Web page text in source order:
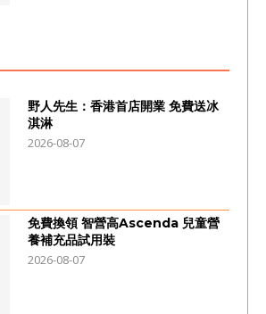
野人先生：香港首店開業 免費送冰
淇淋
2026-08-07
免費換領 智營高Ascenda 兒童營
養補充品試用裝
2026-08-07